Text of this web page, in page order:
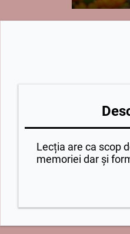
Lecția are ca scop
memoriei dar și